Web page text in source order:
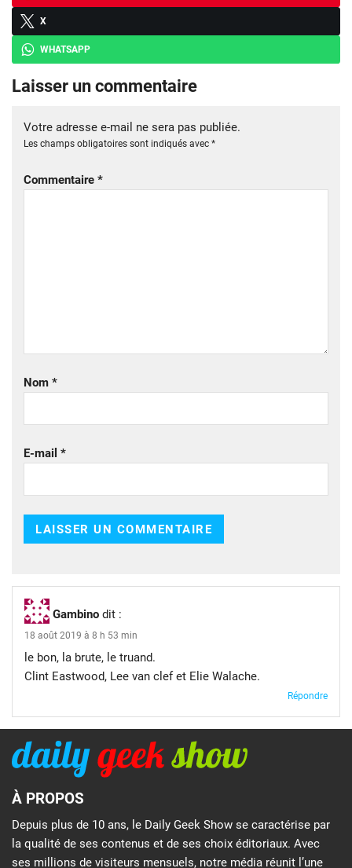
X
WHATSAPP
Laisser un commentaire
Votre adresse e-mail ne sera pas publiée.
Les champs obligatoires sont indiqués avec *
Commentaire *
Nom *
E-mail *
Gambino dit :
18 août 2019 à 8 h 53 min
le bon, la brute, le truand.
Clint Eastwood, Lee van clef et Elie Walache.
Répondre
À PROPOS
Depuis plus de 10 ans, le Daily Geek Show se caractérise par
la qualité de ses contenus et de ses choix éditoriaux. Avec
ses millions de visiteurs mensuels, notre média réunit l’une